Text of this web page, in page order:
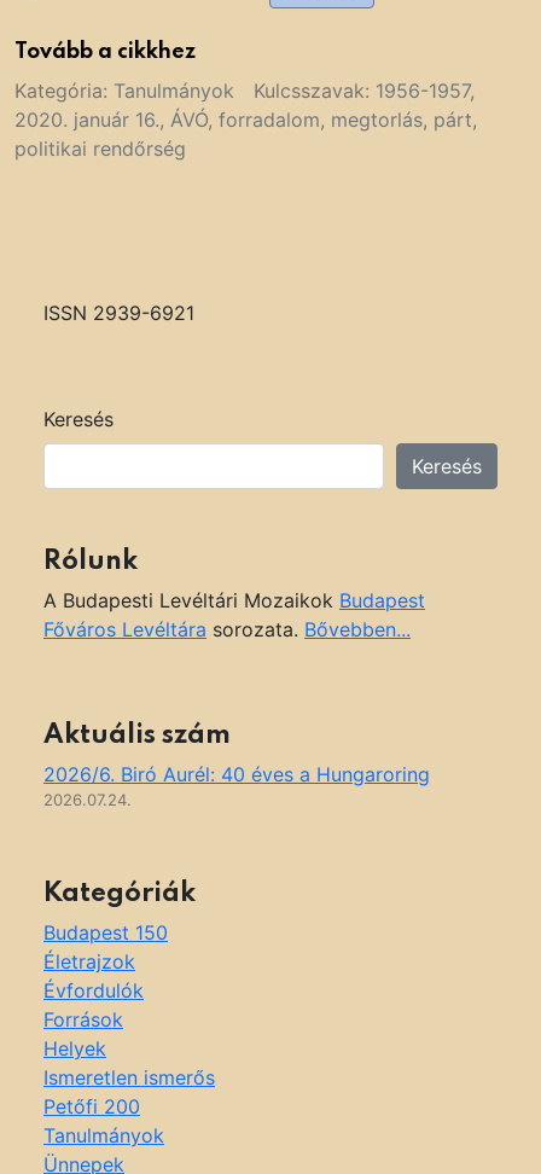
Tovább a cikkhez
Kategória: Tanulmányok Kulcsszavak: 1956-1957,
2020. január 16., ÁVÓ, forradalom, megtorlás, párt,
politikai rendőrség
ISSN 2939-6921
Keresés
Keresés
Rólunk
A Budapesti Levéltári Mozaikok Budapest
Főváros Levéltára sorozata. Bővebben...
Aktuális szám
2026/6. Biró Aurél: 40 éves a Hungaroring
2026.07.24.
Kategóriák
Budapest 150
Életrajzok
Évfordulók
Források
Helyek
Ismeretlen ismerős
Petőfi 200
Tanulmányok
Ünnepek